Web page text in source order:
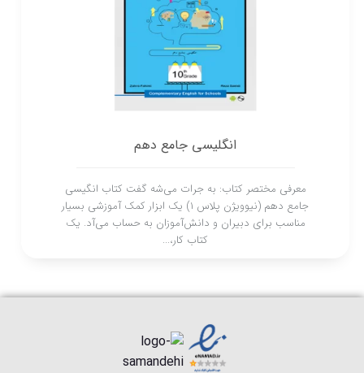
انگلیسی جامع دهم
معرفی مختصر کتاب: به جرات می‌شه گفت کتاب انگیسی
جامع دهم (نیوویژن پلاس 1) یک ابزار کمک‌ آموزشی بسیار
مناسب برای دبیران و دانش‌آموزان به حساب می‌آد. یک
کتاب کار،...